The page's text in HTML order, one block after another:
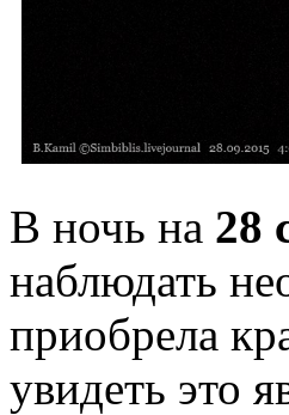
В ночь на 28
наблюдать
приобрела
увидеть это